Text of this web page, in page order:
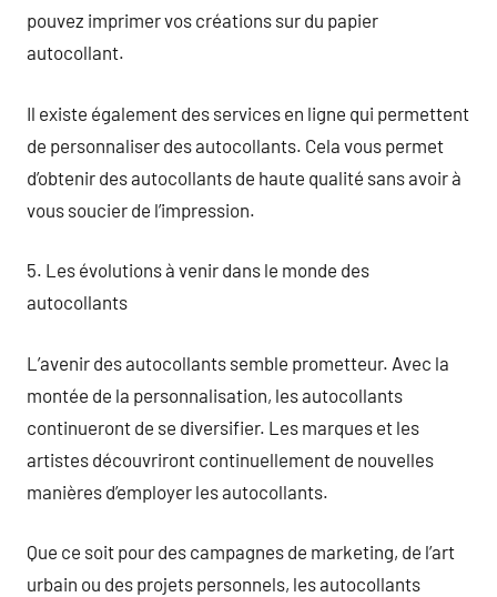
pouvez imprimer vos créations sur du papier
autocollant.
Il existe également des services en ligne qui permettent
de personnaliser des autocollants. Cela vous permet
d’obtenir des autocollants de haute qualité sans avoir à
vous soucier de l’impression.
5. Les évolutions à venir dans le monde des
autocollants
L’avenir des autocollants semble prometteur. Avec la
montée de la personnalisation, les autocollants
continueront de se diversifier. Les marques et les
artistes découvriront continuellement de nouvelles
manières d’employer les autocollants.
Que ce soit pour des campagnes de marketing, de l’art
urbain ou des projets personnels, les autocollants